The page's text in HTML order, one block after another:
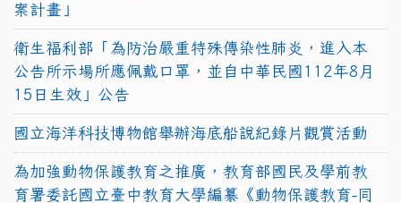
案計畫」
衛生福利部「為防治嚴重特殊傳染性肺炎，進入本
公告所示場所應佩戴口罩，並自中華民國112年8月
15日生效」公告
國立海洋科技博物館舉辦海底船說紀錄片觀賞活動
為加強動物保護教育之推廣，教育部國民及學前教
育署委託國立臺中教育大學編纂《動物保護教育-同